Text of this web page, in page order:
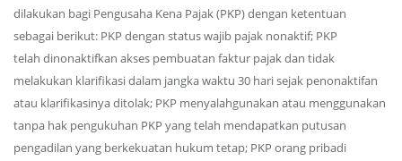
dilakukan bagi Pengusaha Kena Pajak (PKP) dengan ketentuan
sebagai berikut: PKP dengan status wajib pajak nonaktif; PKP
telah dinonaktifkan akses pembuatan faktur pajak dan tidak
melakukan klarifikasi dalam jangka waktu 30 hari sejak penonaktifan
atau klarifikasinya ditolak; PKP menyalahgunakan atau menggunakan
tanpa hak pengukuhan PKP yang telah mendapatkan putusan
pengadilan yang berkekuatan hukum tetap; PKP orang pribadi